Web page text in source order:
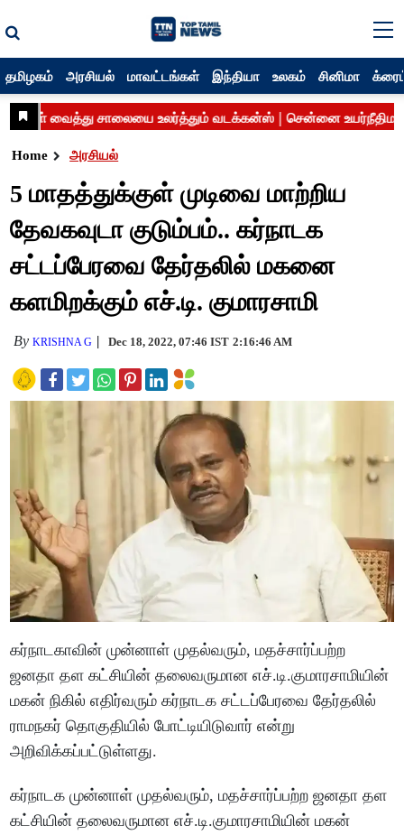
தமிழகம் அரசியல் மாவட்டங்கள் இந்தியா உலகம் சினிமா
Home அரசியல்
5 மாதத்துக்குள் முடிவை மாற்றிய
தேவகவுடா குடும்பம்.. கர்நாடக
சட்டப்பேரவை தேர்தலில் மகனை
களமிறக்கும் எச்.டி. குமாரசாமி
ByKRISHNA G Dec 18, 2022, 07:46 IST 2:16:46 AM
கர்நாடகாவின் முன்னாள் முதல்வரும், மதச்சார்ப்பற்ற
ஜனதா தள கட்சியின் தலைவருமான எச்.டி.குமாரசாமியின்
மகன் நிகில் எதிர்வரும் கர்நாடக சட்டப்பேரவை தேர்தலில்
ராமநகர் தொகுதியில் போட்டியிடுவார் என்று
அறிவிக்கப்பட்டுள்ளது.
கர்நாடக முன்னாள் முதல்வரும், மதச்சார்ப்பற்ற ஜனதா தள
கட்சியின் தலைவருமான எச்.டி.குமாரசாமியின் மகன்